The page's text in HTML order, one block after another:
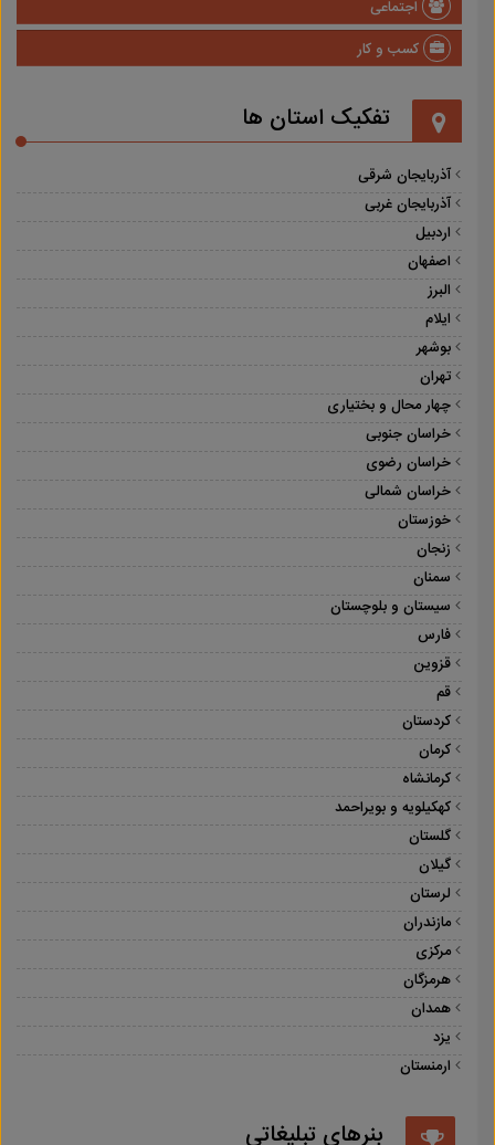
اجتماعی
کسب و کار
تفکیک استان ها
آذربایجان شرقی
آذربایجان غربی
اردبیل
اصفهان
البرز
ایلام
بوشهر
تهران
چهار محال و بختیاری
خراسان جنوبی
خراسان رضوی
خراسان شمالی
خوزستان
زنجان
سمنان
سیستان و بلوچستان
فارس
قزوین
قم
کردستان
کرمان
کرمانشاه
کهکیلویه و بویراحمد
گلستان
گیلان
لرستان
مازندران
مرکزی
هرمزگان
همدان
یزد
ارمنستان
بنرهای تبلیغاتی